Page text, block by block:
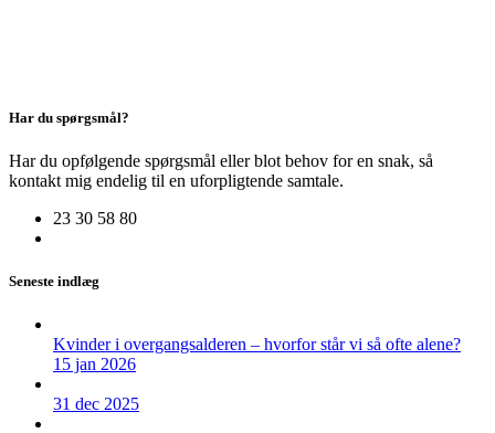
Har du spørgsmål?
Har du opfølgende spørgsmål eller blot behov for en snak, så
kontakt mig endelig til en uforpligtende samtale.
23 30 58 80
Seneste indlæg
Kvinder i overgangsalderen – hvorfor står vi så ofte alene?
15 jan 2026
31 dec 2025